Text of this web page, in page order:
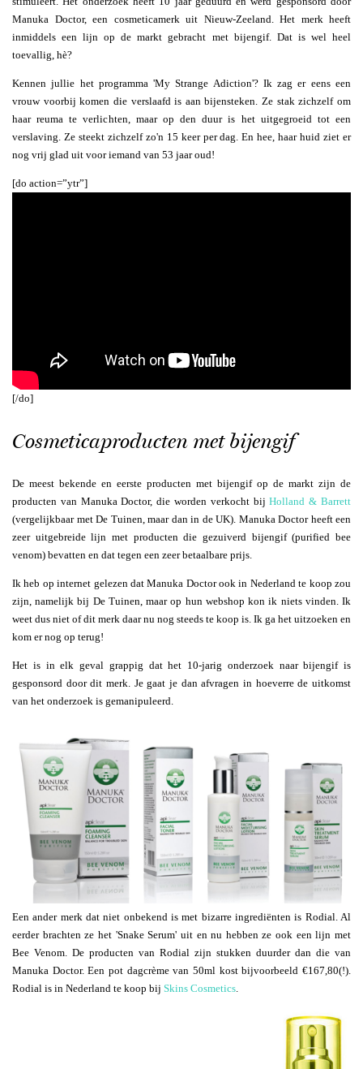
Manuka Doctor, een cosmeticamerk uit Nieuw-Zeeland. Het merk heeft
inmiddels een lijn op de markt gebracht met bijengif. Dat is wel heel
toevallig, hè?
Kennen jullie het programma 'My Strange Adiction'? Ik zag er eens een
vrouw voorbij komen die verslaafd is aan bijensteken. Ze stak zichzelf om
haar reuma te verlichten, maar op den duur is het uitgegroeid tot een
verslaving. Ze steekt zichzelf zo'n 15 keer per dag. En hee, haar huid ziet er
nog vrij glad uit voor iemand van 53 jaar oud!
[do action=”ytr”]
[/do]
Cosmeticaproducten met bijengif
De meest bekende en eerste producten met bijengif op de markt zijn de
producten van Manuka Doctor, die worden verkocht bijHolland & Barrett
(vergelijkbaar met De Tuinen, maar dan in de UK). Manuka Doctor heeft een
zeer uitgebreide lijn met producten die gezuiverd bijengif (purified bee
venom) bevatten en dat tegen een zeer betaalbare prijs.
Ik heb op internet gelezen dat Manuka Doctor ook in Nederland te koop zou
zijn, namelijk bij De Tuinen, maar op hun webshop kon ik niets vinden. Ik
weet dus niet of dit merk daar nu nog steeds te koop is. Ik ga het uitzoeken en
kom er nog op terug!
Het is in elk geval grappig dat het 10-jarig onderzoek naar bijengif is
gesponsord door dit merk. Je gaat je dan afvragen in hoeverre de uitkomst
van het onderzoek is gemanipuleerd.
Een ander merk dat niet onbekend is met bizarre ingrediënten is Rodial. Al
eerder brachten ze het 'Snake Serum' uit en nu hebben ze ook een lijn met
Bee Venom. De producten van Rodial zijn stukken duurder dan die van
Manuka Doctor. Een pot dagcrème van 50ml kost bijvoorbeeld €167,80(!).
Rodial is in Nederland te koop bij Skins Cosmetics.